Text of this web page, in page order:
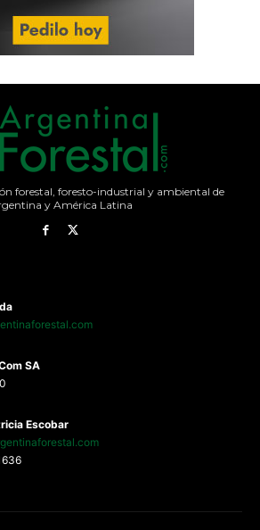
forestal, foresto-industrial y ambiental de
y América Latina
SA
Escobar